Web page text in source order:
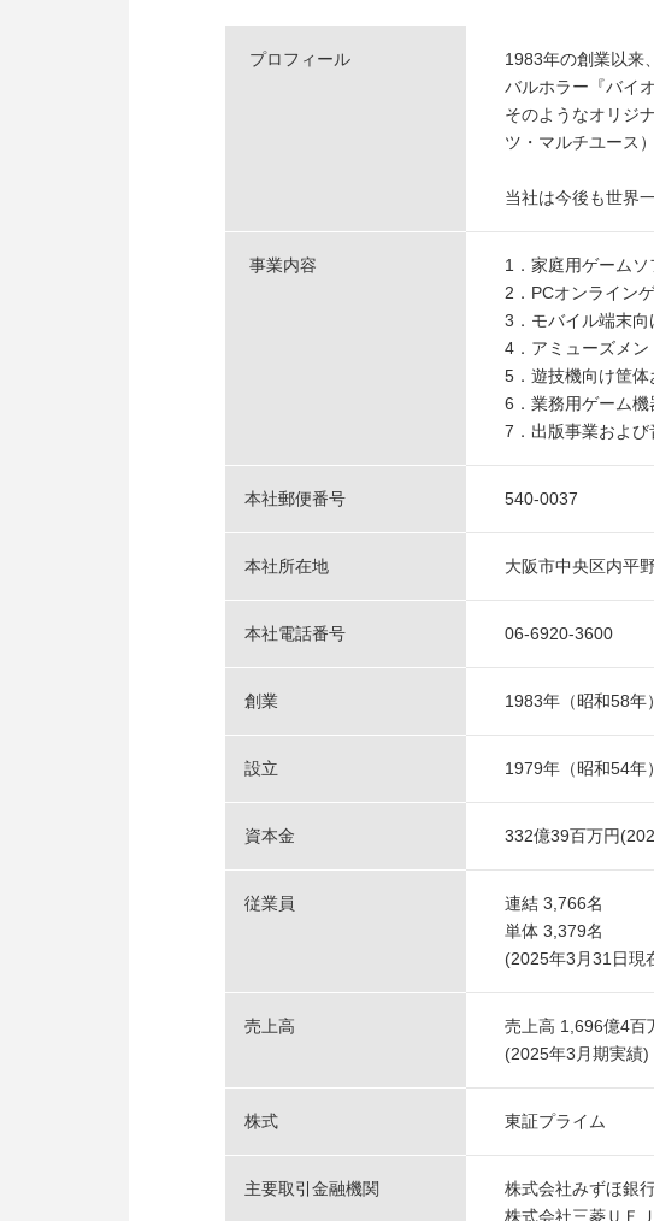
プロフィール
1983年の創業以来
バルホラー『バイ
そのようなオリジ
ツ・マルチユース
当社は今後も世界
事業内容
1．家庭用ゲーム
2．PCオンライン
3．モバイル端末
4．アミューズメ
5．遊技機向け筐
6．業務用ゲーム
7．出版事業およ
本社郵便番号 540-0037
本社所在地 大阪市中央区内平
本社電話番号 06-6920-3600
創業 1983年（昭和58年
設立 1979年（昭和54年
資本金 332億39百万円
従業員
連結 3,766名
単体 3,379名
(2025年3月31日現
売上高
売上高 1,696億4百
(2025年3月期実績)
株式 東証プライム
主要取引金融機関
株式会社みずほ銀
株式会社三菱ＵＦ